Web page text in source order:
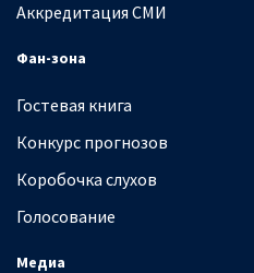
Аккредитация СМИ
Фан-зона
Гостевая книга
Конкурс прогнозов
Коробочка слухов
Голосование
Медиа